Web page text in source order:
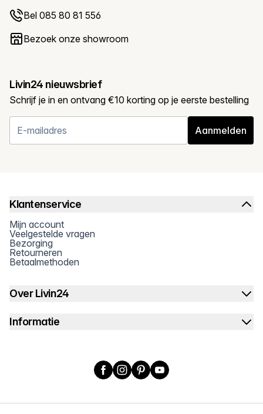
Bel 085 80 81 556
Bezoek onze showroom
Livin24 nieuwsbrief
Schrijf je in en ontvang €10 korting op je eerste bestelling
Aanmelden
Klantenservice
Mijn account
Veelgestelde vragen
Bezorging
Retourneren
Betaalmethoden
Over Livin24
Informatie
Facebook
Instagram
PinterestYouTube